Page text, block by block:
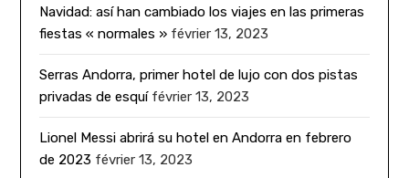
Navidad: así han cambiado los viajes en las primeras
fiestas « normales » février 13, 2023
Serras Andorra, primer hotel de lujo con dos pistas
privadas de esquí février 13, 2023
Lionel Messi abrirá su hotel en Andorra en febrero
de 2023 février 13, 2023